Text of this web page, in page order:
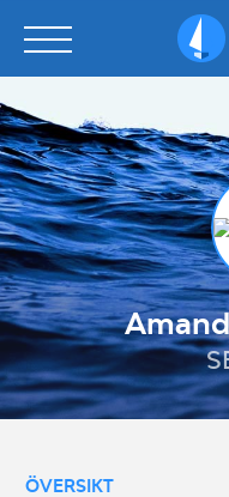
ÖVERSIKT